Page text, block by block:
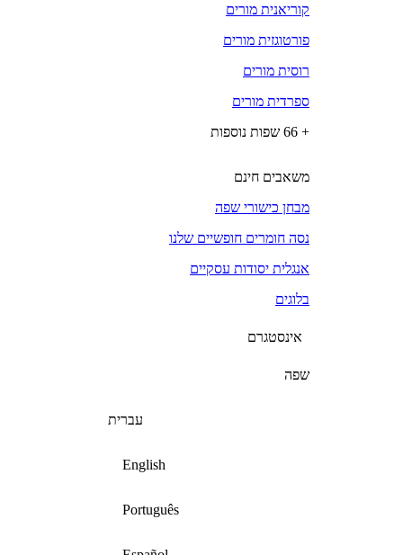
קוריאנית מורים
פורטוגזית מורים
רוסית מורים
ספרדית מורים
+ 66 שפות נוספות
משאבים חינם
מבחן כישורי שפה
נסה חומרים חופשיים שלנו
אנגלית יסודות עסקיים
בלוגים
אינסטגרם
שפה
עברית
English
Português